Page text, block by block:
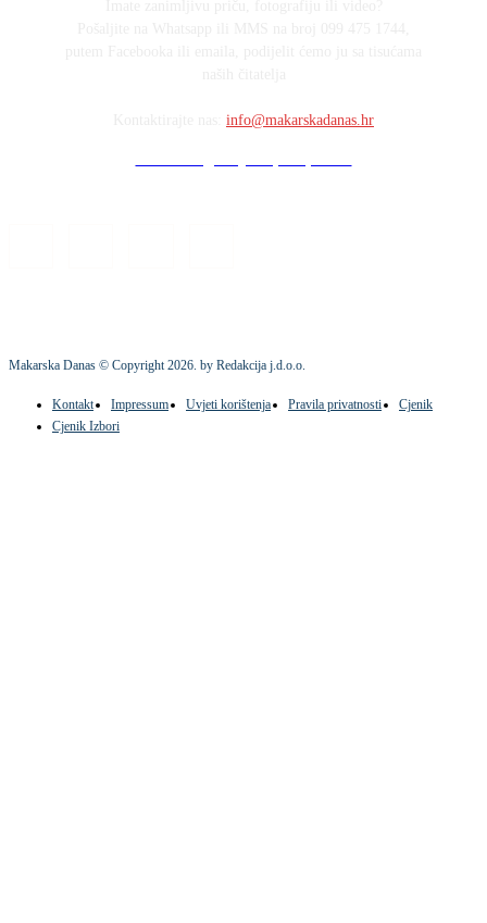
info@makarskadanas.hr
Makarska Danas © Copyright2026. by Redakcija j.d.o.o.
Kontakt Impressum Uvjeti korištenja Pravila privatnosti
Cjenik
Cjenik Izbori